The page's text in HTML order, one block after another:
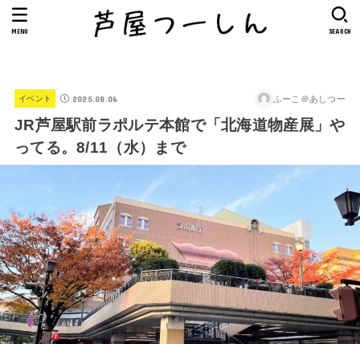
SEARCH
MENU
イベント 2025.08.06 ふーこ＠あしつー
JR芦屋駅前ラポルテ本館で「北海道物産展」や
ってる。8/11（水）まで